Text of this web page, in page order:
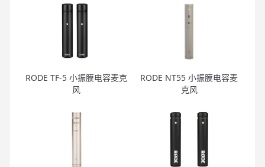
RODE TF-5 小振膜电容麦克
风
RODE NT55 小振膜电容麦
克风